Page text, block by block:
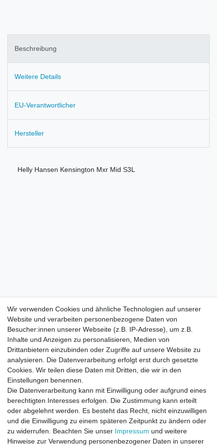
Beschreibung
Weitere Details
EU-Verantwortlicher
Hersteller
Helly Hansen Kensington Mxr Mid S3L
Direktkontakt per Telefon unter 04331 / 4928-910
Wir verwenden Cookies und ähnliche Technologien auf unserer
Website und verarbeiten personenbezogene Daten von
Besucher:innen unserer Webseite (z.B. IP-Adresse), um z.B.
Inhalte und Anzeigen zu personalisieren, Medien von
Drittanbietern einzubinden oder Zugriffe auf unsere Website zu
analysieren. Die Datenverarbeitung erfolgt erst durch gesetzte
Cookies. Wir teilen diese Daten mit Dritten, die wir in den
Einstellungen benennen.
Die Datenverarbeitung kann mit Einwilligung oder aufgrund eines
berechtigten Interesses erfolgen. Die Zustimmung kann erteilt
oder abgelehnt werden. Es besteht das Recht, nicht einzuwilligen
und die Einwilligung zu einem späteren Zeitpunkt zu ändern oder
zu widerrufen. Beachten Sie unser Impressum und weitere
Hinweise zur Verwendung personenbezogener Daten in unserer